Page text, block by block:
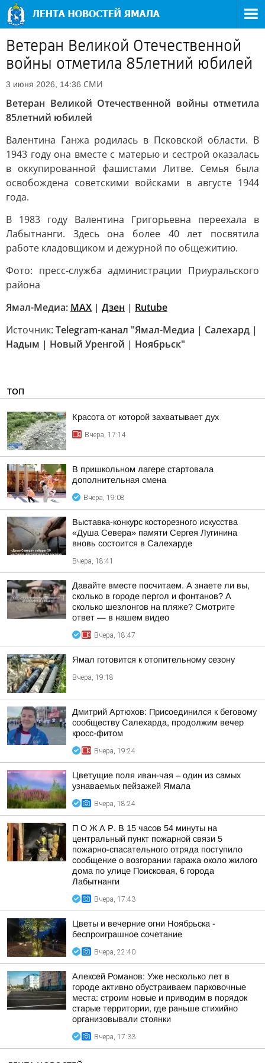
Ветеран Великой Отечественной
войны отметила 85летний юбилей
3 июня 2026, 14:36 СМИ
Ветеран Великой Отечественной войны отметила
85летний юбилей
Валентина Ганжа родилась в Псковской области. В
1943 году она вместе с матерью и сестрой оказалась
в оккупированной фашистами Литве. Семья была
освобождена советскими войсками в августе 1944
года.
В 1983 году Валентина Григорьевна переехала в
Лабытнанги. Здесь она более 40 лет посвятила
работе кладовщиком и дежурной по общежитию.
Фото: пресс-служба администрации Приуральского
района
Ямал-Медиа: MAX | Дзен | Rutube
Источник: Telegram-канал "Ямал-Медиа | Салехард |
Надым | Новый Уренгой | Ноябрьск"
ТОП
Красота от которой захватывает дух
Вчера, 17:14
В пришкольном лагере стартовала
дополнительная смена
Вчера, 19:08
Выставка-конкурс косторезного искусства
«Душа Севера» памяти Сергея Лугинина
вновь состоится в Салехарде
Вчера, 18:41
Давайте вместе посчитаем. А знаете ли вы,
сколько в городе пергол и фонтанов? А
сколько шезлонгов на пляже? Смотрите
ответ — в нашем видео
Вчера, 18:47
Ямал готовится к отопительному сезону
Вчера, 19:18
Дмитрий Артюхов: Присоединился к беговому
сообществу Салехарда, продолжим вечер
кросс-фитом
Вчера, 19:24
Цветущие поля иван-чая – один из самых
узнаваемых пейзажей Ямала
Вчера, 18:24
П О Ж А Р. В 15 часов 54 минуты на
центральный пункт пожарной связи 5
пожарно-спасательного отряда поступило
сообщение о возгорании гаража около жилого
дома по улице Поисковая, 6 города
Лабытнанги
Вчера, 17:43
Цветы и вечерние огни Ноябрьска -
беспроиграшное сочетание
Вчера, 22:40
Алексей Романов: Уже несколько лет в
городе активно обустраиваем парковочные
места: строим новые и приводим в порядок
старые территории, где раньше стихийно
организовывали стоянки
Вчера, 17:33